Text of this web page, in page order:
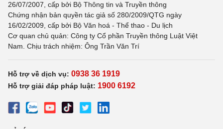
26/07/2007, cấp bởi Bộ Thông tin và Truyền thông
Chứng nhận bản quyền tác giả số 280/2009/QTG ngày
16/02/2009, cấp bởi Bộ Văn hoá - Thể thao - Du lịch
Cơ quan chủ quản: Công ty Cổ phần Truyền thông Luật Việt
Nam. Chịu trách nhiệm: Ông Trần Văn Trí
Hỗ trợ về dịch vụ: 0938 36 1919
Hỗ trợ giải đáp pháp luật: 1900 6192